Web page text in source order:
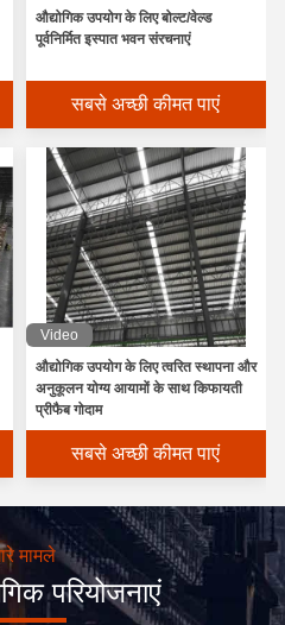
औद्योगिक उपयोग के लिए बोल्ट/वेल्ड
पूर्वनिर्मित इस्पात भवन संरचनाएं
सबसे अच्छी कीमत पाएं
Video
औद्योगिक उपयोग के लिए त्वरित स्थापना और
अनुकूलन योग्य आयामों के साथ किफायती
प्रीफैब गोदाम
सबसे अच्छी कीमत पाएं
मामले
परियोजनाएं